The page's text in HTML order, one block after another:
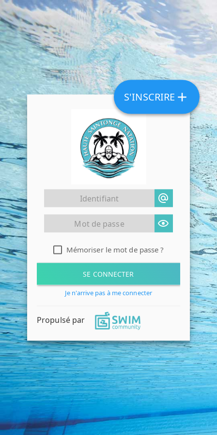
S'INSCRIRE add
Mémoriser le mot de passe ?
SE CONNECTER
Je n'arrive pas à me connecter
Propulsé par